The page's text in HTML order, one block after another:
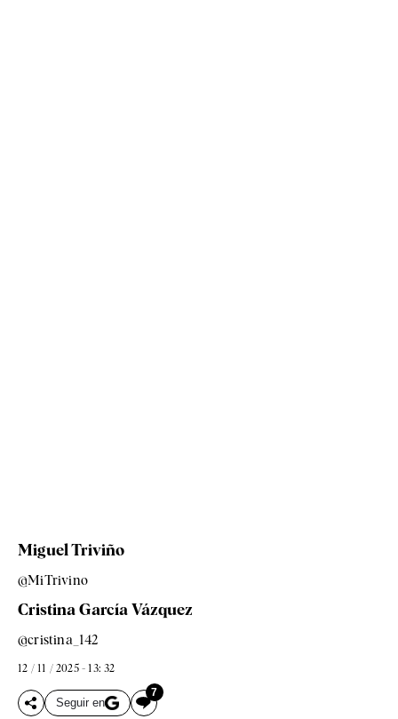
Miguel Triviño
@MiTrivino
Cristina García Vázquez
@cristina_142
12 / 11 / 2025 - 13: 32
Seguir en
7